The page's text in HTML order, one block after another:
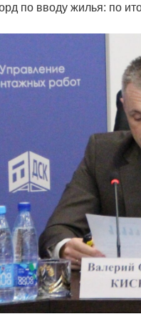
по вводу жилья: по